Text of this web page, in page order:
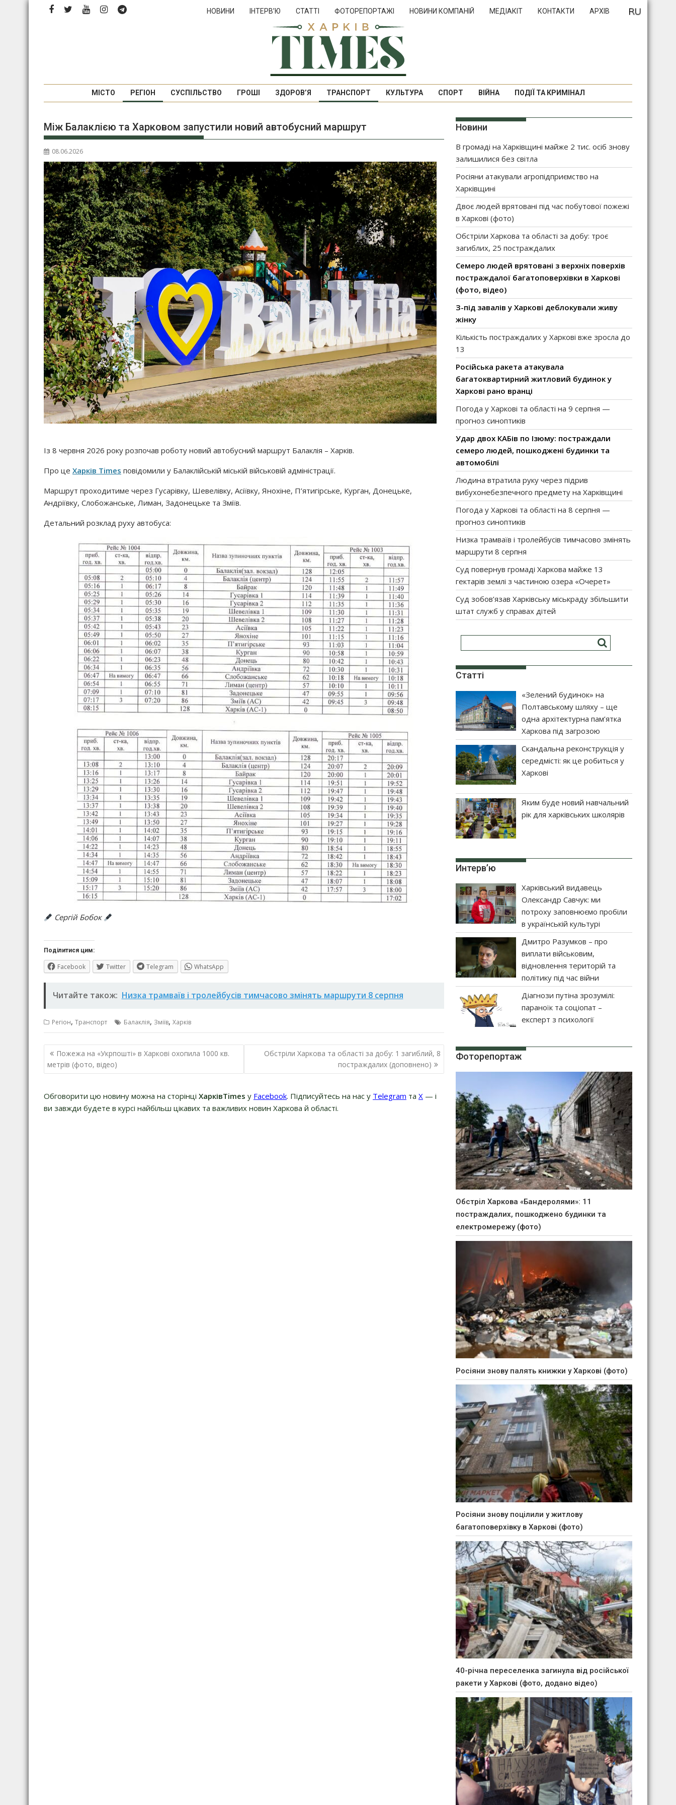
Перейти
НОВИНИ ІНТЕРВ’Ю СТАТТІ ФОТОРЕПОРТАЖІ НОВИНИ КОМПАНІЙ МЕДІАКІТ КОНТАКТИ АРХІВ
МІСТО РЕГІОН СУСПІЛЬСТВО ГРОШІ ЗДОРОВ’Я ТРАНСПОРТ КУЛЬТУРА СПОРТ ВІЙНА ПОДІЇ ТА КРИМІНАЛ
Між Балаклією та Харковом запустили новий автобусний маршрут
08.06.2026
Із 8 червня 2026 року розпочав роботу новий автобусний маршрут Балаклія – Харків.
Про це Харків Times повідомили у Балаклійській міській військовій адміністрації.
Маршрут проходитиме через Гусарівку, Шевелівку, Асіївку, Янохіне, П’ятигірське, Курган, Донецьке,
Андріївку, Слобожанське, Лиман, Задонецьке та Зміїв.
Детальний розклад руху автобуса:
Сергій Бобок
Поділитися цим:
Facebook Twitter Telegram WhatsApp
Читайте також: Низка трамваїв і тролейбусів тимчасово змінять маршрути 8 серпня
Регіон, Транспорт Балаклія, Зміїв, Харків
Навігація
записів
Пожежа на «Укрпошті» в Харкові охопила 1000 кв.
метрів (фото, відео)
Обстріли Харкова та області за добу: 1 загиблий, 8
постраждалих (доповнено)
Обговорити цю новину можна на сторінці ХарківTimes у Facebook. Підписуйтесь на нас у Telegram та Х — і
ви завжди будете в курсі найбільш цікавих та важливих новин Харкова й області.
Новини
В громаді на Харківщині майже 2 тис. осіб знову
залишилися без світла
Росіяни атакували агропідприємство на
Харківщині
Двоє людей врятовані під час побутової пожежі
в Харкові (фото)
Обстріли Харкова та області за добу: троє
загиблих, 25 постраждалих
Семеро людей врятовані з верхніх поверхів
постраждалої багатоповерхівки в Харкові
(фото, відео)
З-під завалів у Харкові деблокували живу
жінку
Кількість постраждалих у Харкові вже зросла до
13
Російська ракета атакувала
багатоквартирний житловий будинок у
Харкові рано вранці
Погода у Харкові та області на 9 серпня —
прогноз синоптиків
Удар двох КАБів по Ізюму: постраждали
семеро людей, пошкоджені будинки та
автомобілі
Людина втратила руку через підрив
вибухонебезпечного предмету на Харківщині
Погода у Харкові та області на 8 серпня —
прогноз синоптиків
Низка трамваїв і тролейбусів тимчасово змінять
маршрути 8 серпня
Суд повернув громаді Харкова майже 13
гектарів землі з частиною озера «Очерет»
Суд зобов’язав Харківську міськраду збільшити
штат служб у справах дітей
Статті
«Зелений будинок» на
Полтавському шляху – ще
одна архітектурна пам’ятка
Харкова під загрозою
Скандальна реконструкція у
середмісті: як це робиться у
Харкові
Яким буде новий навчальний
рік для харківських школярів
Интерв’ю
Харківський видавець
Олександр Савчук: ми
потроху заповнюємо пробіли
в українській культурі
Дмитро Разумков – про
виплати військовим,
відновлення територій та
політику під час війни
Діагнози путіна зрозумілі:
параноїк та соціопат –
експерт з психології
Фоторепортаж
Обстріл Харкова «Бандеролями»: 11
постраждалих, пошкоджено будинки та
електромережу (фото)
Росіяни знову палять книжки у Харкові (фото)
Росіяни знову поцілили у житлову
багатоповерхівку в Харкові (фото)
40-річна переселенка загинула від російської
ракети у Харкові (фото, додано відео)